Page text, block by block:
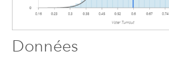
Données